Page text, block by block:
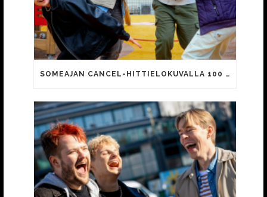
SOMEAJAN CANCEL-HITTIELOKUVALLA 100 000 KATSOJAA!